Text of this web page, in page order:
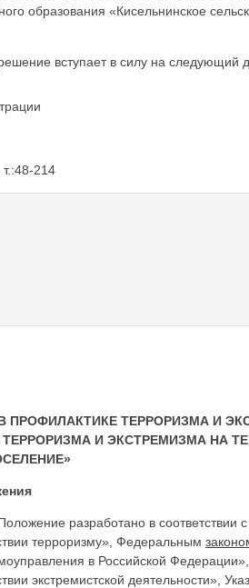
образования «Кисельнинское
вступает в силу на следующий
214
ПРОФИЛАКТИКЕ ТЕРРОРИЗМА И
И ЭКСТРЕМИЗМА НА
разработано в соответствии
терроризму», Федеральным
в Российской
экстремистской деятельности»,